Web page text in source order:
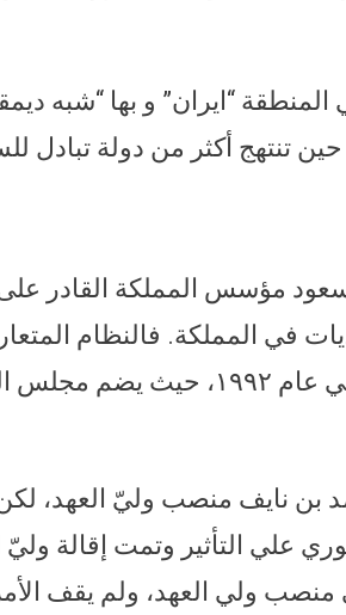
“ايران” و بها “شبه
تنتهج أكثر من دولة تبادل
سعود مؤسس المملكة القادر
في المملكة. فالنظام
السعودية كان يحتكم لقانون أساسي صدر في
بن نايف منصب وليّ العهد،
علي التأثير وتمت إقالة وليّ
ولي العهد، ولم يقف